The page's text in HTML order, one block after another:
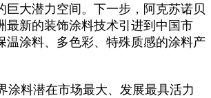
巨大潜力空间。下一步，阿克苏诺贝
最新的装饰涂料技术引进到中国市
温涂料、多色彩、特殊质感的涂料产
料潜在市场最大、发展最具活力